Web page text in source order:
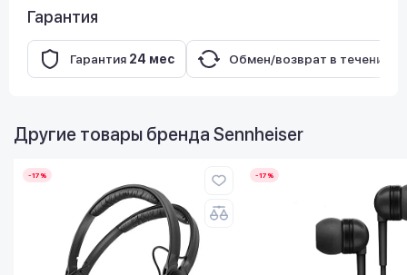
Гарантия
Гарантия 24 мес Обмен/возврат в течение
Другие товары бренда Sennheiser
-17% -17%